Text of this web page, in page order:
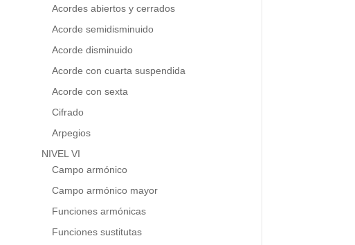
Acordes abiertos y cerrados
Acorde semidisminuido
Acorde disminuido
Acorde con cuarta suspendida
Acorde con sexta
Cifrado
Arpegios
NIVEL VI
Campo armónico
Campo armónico mayor
Funciones armónicas
Funciones sustitutas